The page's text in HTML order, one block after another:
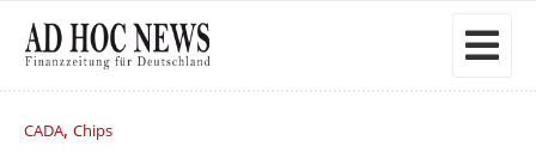
CADA, Chips